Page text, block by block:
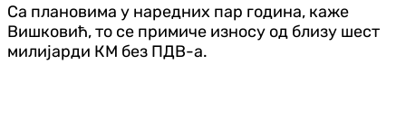
Са плановима у наредних пар година, каже
Вишковић, то се примиче износу од близу шест
милијарди КМ без ПДВ-а.